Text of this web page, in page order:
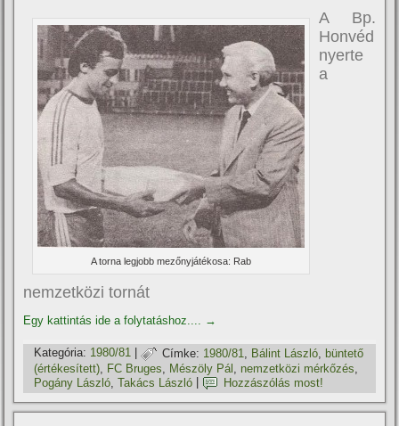
A torna legjobb mezőnyjátékosa: Rab
A Bp.
Honvéd
nyerte
a
nemzetközi tornát
Egy kattintás ide a folytatáshoz.... →
Kategória: 1980/81 | Címke: 1980/81 Bálint László ,büntető
(értékesí­tett), FC Bruges, Mészöly Pál , nemzetközi mérkőzés,
Pogány László ,Takács László Hozzászólás most!